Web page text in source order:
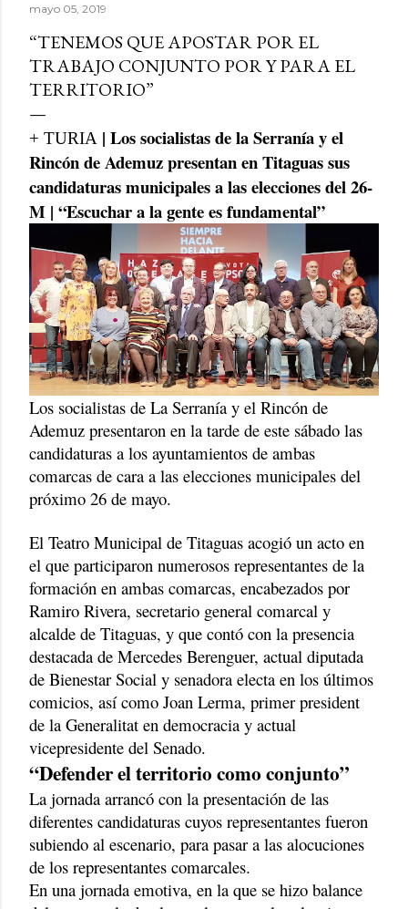
mayo 05, 2019
“TENEMOS QUE APOSTAR POR EL
TRABAJO CONJUNTO POR Y PARA EL
TERRITORIO”
+ TURIA | Los socialistas de la Serranía y el
Rincón de Ademuz presentan en Titaguas sus
candidaturas municipales a las elecciones del 26-
M | “Escuchar a la gente es fundamental”
Los socialistas de La Serranía y el Rincón de
Ademuz presentaron en la tarde de este sábado las
candidaturas a los ayuntamientos de ambas
comarcas de cara a las elecciones municipales del
próximo 26 de mayo.
El Teatro Municipal de Titaguas acogió un acto en
el que participaron numerosos representantes de la
formación en ambas comarcas, encabezados por
Ramiro Rivera, secretario general comarcal y
alcalde de Titaguas, y que contó con la presencia
destacada de Mercedes Berenguer, actual diputada
de Bienestar Social y senadora electa en los últimos
comicios, así como Joan Lerma, primer president
de la Generalitat en democracia y actual
vicepresidente del Senado.
“Defender el territorio como conjunto”
La jornada arrancó con la presentación de las
diferentes candidaturas cuyos representantes fueron
subiendo al escenario, para pasar a las alocuciones
de los representantes comarcales.
En una jornada emotiva, en la que se hizo balance